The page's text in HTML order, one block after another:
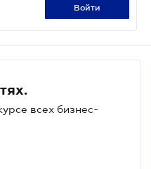
войти
всех бизнес-